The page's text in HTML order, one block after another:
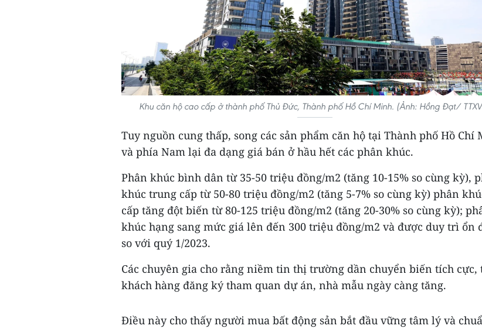
Khu căn hộ cao cấp ở thành phố Thủ Đức, Thành phố Hồ Chí Minh. (Ảnh: Hồng Đạt/
Tuy nguồn cung thấp, song các sản phẩm căn hộ tại Thành phố Hồ Chí
và phía Nam lại đa dạng giá bán ở hầu hết các phân khúc.
Phân khúc bình dân từ 35-50 triệu đồng/m2 (tăng 10-15% so cùng kỳ),
khúc trung cấp từ 50-80 triệu đồng/m2 (tăng 5-7% so cùng kỳ) phân
cấp tăng đột biến từ 80-125 triệu đồng/m2 (tăng 20-30% so cùng kỳ);
khúc hạng sang mức giá lên đến 300 triệu đồng/m2 và được duy trì ổn
so với quý 1/2023.
Các chuyên gia cho rằng niềm tin thị trường dần chuyển biến tích cực,
khách hàng đăng ký tham quan dự án, nhà mẫu ngày càng tăng.
Điều này cho thấy người mua bất động sản bắt đầu vững tâm lý và